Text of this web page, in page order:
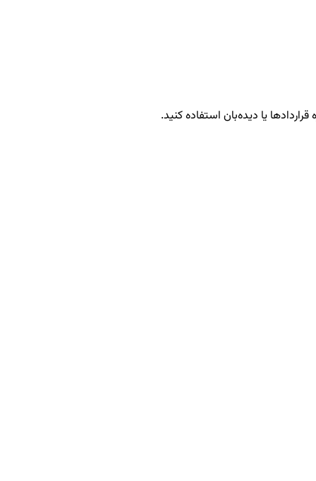
یا دیده‌بان استفاده کنید.